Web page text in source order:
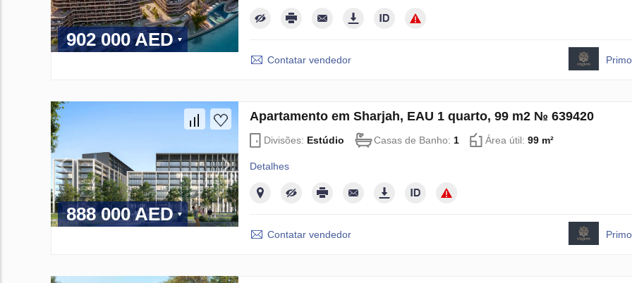
902 000 AED
Contatar vendedor
888 000 AED
Apartamento em Sharjah, EAU 1 quarto, 99 m2 № 639420
Divisões: Estúdio Casas de Banho:1 Área útil:99 m²
Detalhes
Contatar vendedor